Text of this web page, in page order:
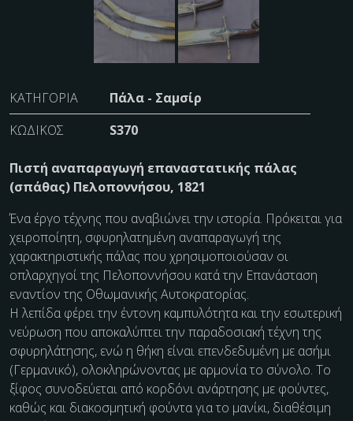
ΚΑΤΗΓΟΡΊΑ
Πάλα - Σαμσίρ
ΚΩΔΙΚΌΣ
S370
Πιστή αναπαραγωγή επαναστατικής πάλας
(σπάθας) Πελοποννήσου, 1821
Ένα έργο τέχνης που αναβιώνει την ιστορία. Πρόκειται για
χειροποίητη, σφυρηλατημένη αναπαραγωγή της
χαρακτηριστικής πάλας που χρησιμοποιούσαν οι
οπλαρχηγοί της Πελοποννήσου κατά την Επανάσταση
εναντίον της Οθωμανικής Αυτοκρατορίας.
Η λεπίδα φέρει την έντονη καμπυλότητα και την εσωτερική
νεύρωση που αποκαλύπτει την παραδοσιακή τέχνη της
σφυρηλάτησης, ενώ η θήκη είναι επενδεδυμένη με ασήμι
(Γερμανικό), ολοκληρώνοντας με αρμονία το σύνολο. Το
ξίφος συνοδεύεται από κορδόνι ανάρτησης με φούντες,
καθώς και διακοσμητική φούντα για το μανίκι, διαθέσιμη